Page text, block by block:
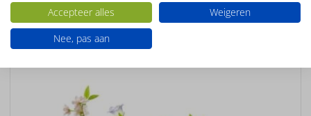
Ook interessant
Accepteer alles
Weigeren
Nee, pas aan